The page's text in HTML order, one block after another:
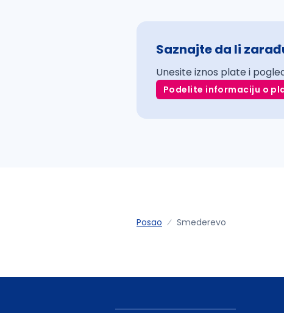
Saznajte da li
Unesite iznos plate i
Podelite informaciju o
Posao Smederevo